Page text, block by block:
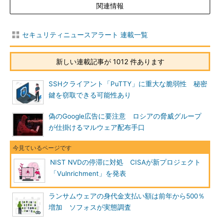
関連情報
セキュリティニュースアラート 連載一覧
新しい連載記事が 1012 件あります
SSHクライアント「PuTTY」に重大な脆弱性 秘密
鍵を窃取できる可能性あり
偽のGoogle広告に要注意 ロシアの脅威グループ
が仕掛けるマルウェア配布手口
NIST NVDの停滞に対処 CISAが新プロジェクト
「Vulnrichment」を発表
ランサムウェアの身代金支払い額は前年から500％
増加 ソフォスが実態調査